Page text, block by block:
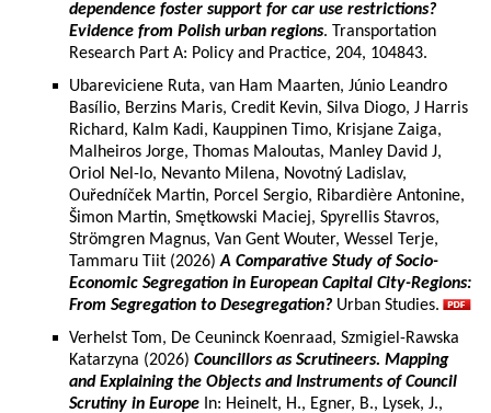
dependence foster support for car use restrictions?
Evidence from Polish urban regions. Transportation
Research Part A: Policy and Practice, 204, 104843.
Ubareviciene Ruta, van Ham Maarten, Júnio Leandro
Basílio, Berzins Maris, Credit Kevin, Silva Diogo, J Harris
Richard, Kalm Kadi, Kauppinen Timo, Krisjane Zaiga,
Malheiros Jorge, Thomas Maloutas, Manley David J,
Oriol Nel-lo, Nevanto Milena, Novotný Ladislav,
Ouředníček Martin, Porcel Sergio, Ribardière Antonine,
Šimon Martin, Smętkowski Maciej, Spyrellis Stavros,
Strömgren Magnus, Van Gent Wouter, Wessel Terje,
Tammaru Tiit (2026)A Comparative Study of Socio-
Economic Segregation in European Capital City-Regions:
From Segregation to Desegregation? Urban Studies.
Verhelst Tom, De Ceuninck Koenraad, Szmigiel-Rawska
Katarzyna (2026) Councillors as Scrutineers. Mapping
and Explaining the Objects and Instruments of Council
Scrutiny in Europe In: Heinelt, H., Egner, B., Lysek, J.,